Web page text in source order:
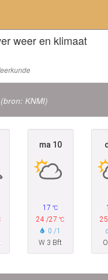
weer en klimaat
(bron: KNMI)
ma 10
17°C
24 /27°C
0 /1
W 3 Bft